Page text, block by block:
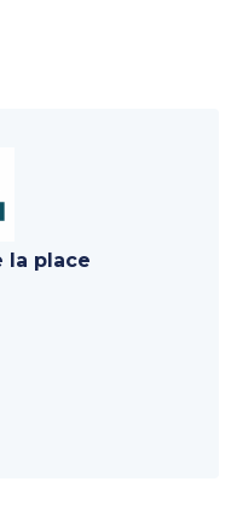
la place